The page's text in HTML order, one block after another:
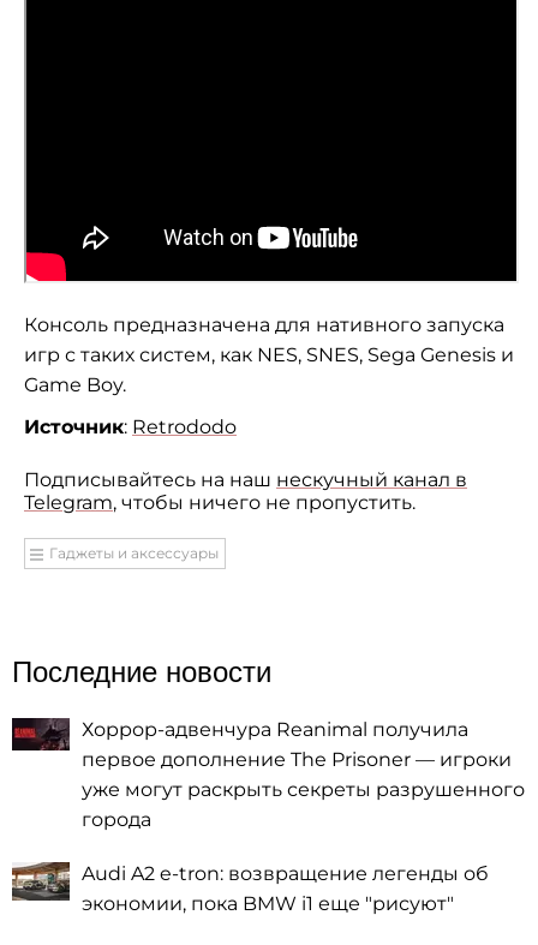
Консоль предназначена для нативного запуска
игр с таких систем, как NES, SNES, Sega Genesis и
Game Boy.
Источник: Retrododo
Подписывайтесь на наш нескучный канал в
Telegram, чтобы ничего не пропустить.
Гаджеты и аксессуары
Последние новости
Хоррор-адвенчура Reanimal получила
первое дополнение The Prisoner — игроки
уже могут раскрыть секреты разрушенного
города
Audi A2 e-tron: возвращение легенды об
экономии, пока BMW i1 еще "рисуют"